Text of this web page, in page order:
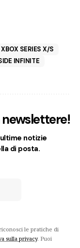
XBOX SERIES X/S
INFINITE
newslettere!
notizie
di posta.
le pratiche di
sulla privacy. Puoi